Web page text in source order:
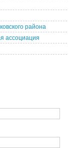
района
ассоциация